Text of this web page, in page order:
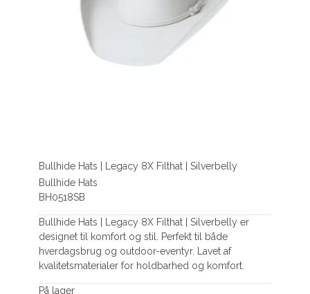
Bullhide Hats | Legacy 8X Filthat | Silverbelly
Bullhide Hats
BH0518SB
Bullhide Hats | Legacy 8X Filthat | Silverbelly er
designet til komfort og stil. Perfekt til både
hverdagsbrug og outdoor-eventyr. Lavet af
kvalitetsmaterialer for holdbarhed og komfort.
På lager